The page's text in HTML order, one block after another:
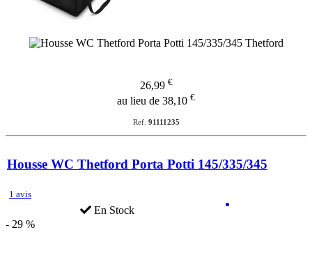
26,99 €
au lieu de 38,10 €
Ref. 91111235
Housse WC Thetford Porta Potti 145/335/345
1 avis
En Stock
- 29 %